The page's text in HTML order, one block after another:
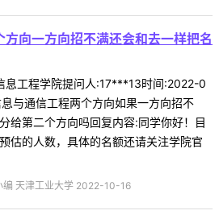
向一方向招不满还会和去一样把名
息工程学院提问人:17***13时间:2022-0
与通信工程两个方向如果一方向招不
给第二个方向吗回复内容:同学你好！目
估的人数，具体的名额还请关注学院官
编 天津工业大学 2022-10-16